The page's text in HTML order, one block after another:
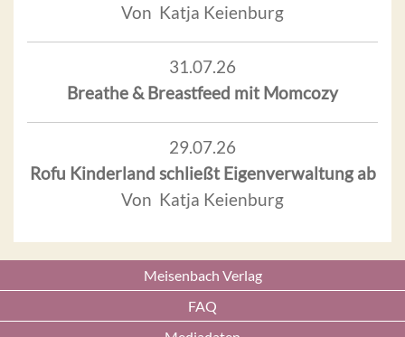
Von Katja Keienburg
31.07.26
Breathe & Breastfeed mit Momcozy
29.07.26
Rofu Kinderland schließt Eigenverwaltung ab
Von Katja Keienburg
Meisenbach Verlag
FAQ